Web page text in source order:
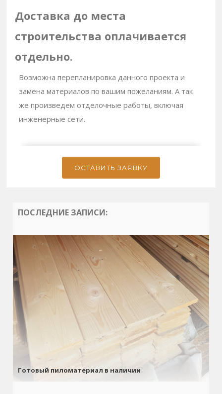
Доставка до места
строительства оплачивается
отдельно.
Возможна перепланировка данного проекта и
замена материалов по вашим пожеланиям. А так
же произведем отделочные работы, включая
инженерные сети.
ОСТАВИТЬ ЗАЯВКУ
ПОСЛЕДНИЕ ЗАПИСИ:
Готовый пиломатериал в наличии